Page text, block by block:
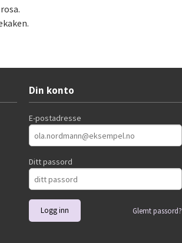
Din konto
E-postadresse
Ditt passord
Glemt passord?